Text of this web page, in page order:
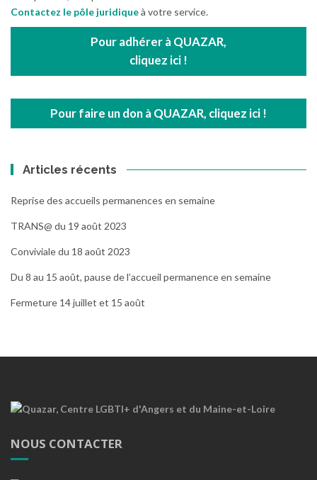
Contactez le pôle juridiqueà votre service.
Pour adhérer à QUAZAR,
cliquez ici !
Pour faire un don à QUAZAR, cliquez ici !
Articles récents
Reprise des accueils permanences en semaine
TRANS@ du 19 août 2023
Conviviale du 18 août 2023
Du 8 au 15 août, pause de l’accueil permanence en semaine
Fermeture 14 juillet et 15 août
NOUS CONTACTER